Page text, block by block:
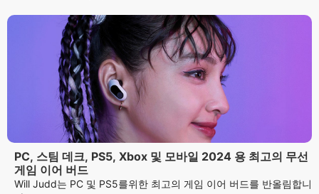
PC, 스팀 데크, PS5, Xbox 및 모바일 2024 용 최고의 무선
게임 이어 버드
Will Judd는 PC 및 PS5를위한 최고의 게임 이어 버드를 반올림합니